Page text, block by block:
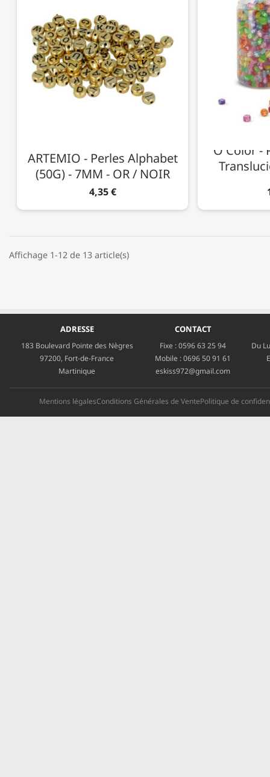
ARTEMIO - Perles Alphabet
(50G) - 7MM - OR / NOIR
4,35 €
O'Color -
Affichage 1-12 de 13 article(s)
ADRESSE
183 Boulevard Pointe des Nègres
97200, Fort-de-France
Martinique
CONTACT
Fixe :0596 63 25 94
Mobile :0696 50 91 61
eskiss972@gmail.com
Du
Mentions légalesConditions Générales de VentePolitique de